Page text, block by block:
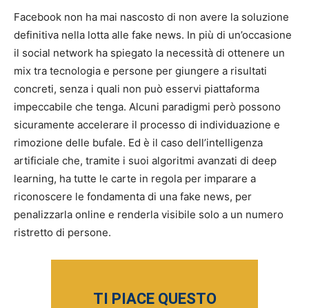
Facebook non ha mai nascosto di non avere la soluzione
definitiva nella lotta alle fake news. In più di un’occasione
il social network ha spiegato la necessità di ottenere un
mix tra tecnologia e persone per giungere a risultati
concreti, senza i quali non può esservi piattaforma
impeccabile che tenga. Alcuni paradigmi però possono
sicuramente accelerare il processo di individuazione e
rimozione delle bufale. Ed è il caso dell’intelligenza
artificiale che, tramite i suoi algoritmi avanzati di deep
learning, ha tutte le carte in regola per imparare a
riconoscere le fondamenta di una fake news, per
penalizzarla online e renderla visibile solo a un numero
ristretto di persone.
TI PIACE QUESTO